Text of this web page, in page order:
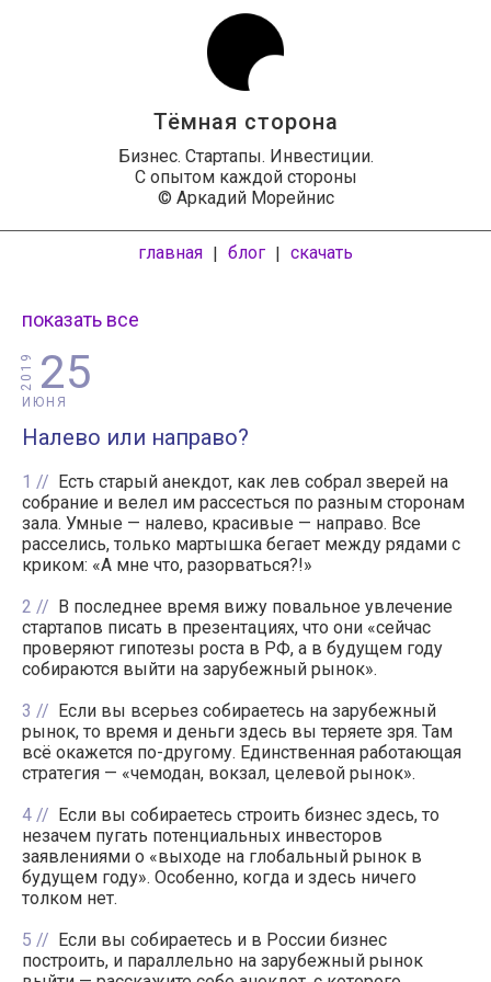
Тёмная сторона
Бизнес. Стартапы. Инвестиции.
С опытом каждой стороны
© Аркадий Морейнис
главная | блог | скачать
показать все
25
ИЮНЯ
2019
Налево или направо?
1
Есть старый анекдот, как лев собрал зверей на
собрание и велел им рассесться по разным сторонам
зала. Умные — налево, красивые — направо. Все
расселись, только мартышка бегает между рядами с
криком: «А мне что, разорваться?!»
2
В последнее время вижу повальное увлечение
стартапов писать в презентациях, что они «сейчас
проверяют гипотезы роста в РФ, а в будущем году
собираются выйти на зарубежный рынок».
3
Если вы всерьез собираетесь на зарубежный
рынок, то время и деньги здесь вы теряете зря. Там
всё окажется по-другому. Единственная работающая
стратегия — «чемодан, вокзал, целевой рынок».
4
Если вы собираетесь строить бизнес здесь, то
незачем пугать потенциальных инвесторов
заявлениями о «выходе на глобальный рынок в
будущем году». Особенно, когда и здесь ничего
толком нет.
5
Если вы собираетесь и в России бизнес
построить, и параллельно на зарубежный рынок